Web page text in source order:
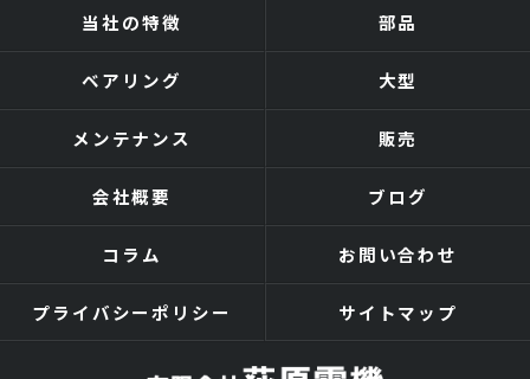
当社の特徴 部品
ベアリング 大型
メンテナンス 販売
会社概要 ブログ
コラム お問い合わせ
プライバシーポリシー サイトマップ